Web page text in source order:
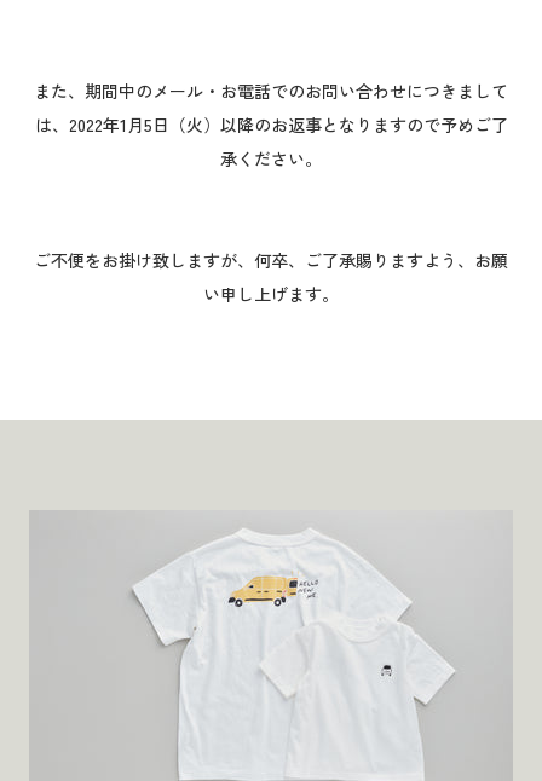
また、期間中のメール・お電話でのお問い合わせにつきまして
は、2022年1月5日（火）以降のお返事となりますので予めご了
承ください。
ご不便をお掛け致しますが、何卒、ご了承賜りますよう、お願
い申し上げます。